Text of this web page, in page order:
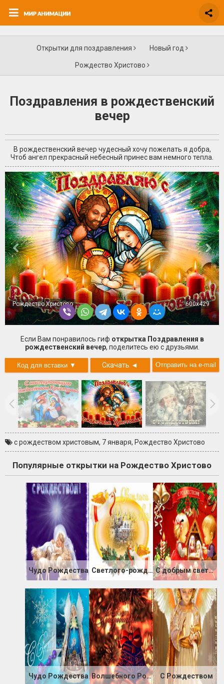
Открытки для поздравления Новый год
Рождество Христово
Поздравления в рождественский
вечер
В рождественский вечер чудесный хочу пожелать я добра,
Чтоб ангел прекрасный небесный принес вам немного тепла.
+3
Рождество Христово 600x429
Если Вам понравилось гиф открытка Поздравления в
рождественский вечер, поделитесь ею с друзьями.
Скачать ◄
с рождеством христовым, 7 января, Рождество Христово
Популярные открытки на Рождество Христово
Чудо Рождества Светлого-рождества С добрым светлым Рождеством
Чудо Рождества Волшебного Рождества С Рождеством